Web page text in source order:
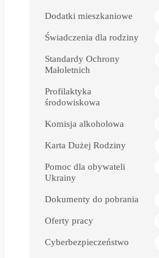
Dodatki mieszkaniowe
Świadczenia dla rodziny
Standardy Ochrony
Małoletnich
Profilaktyka
środowiskowa
Komisja alkoholowa
Karta Dużej Rodziny
Pomoc dla obywateli
Ukrainy
Dokumenty do pobrania
Oferty pracy
Cyberbezpieczeństwo